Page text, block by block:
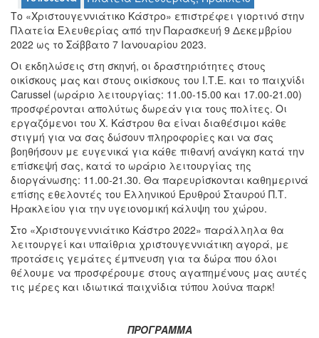
ΤΟΠΟΣ
ΜΑΣ
ΔΗΜΟΣ
ΠΟΛΙΤΙΣΜΟΣ
ΑΝΘΕΚΤΙΚΗ
ΠΟΛΗ
Το «Χριστουγεννιάτικο Κάστρο» επιστρέφει γιορτινό στην
Πλατεία Ελευθερίας από την Παρασκευή 9 Δεκεμβρίου
2022 ως το Σάββατο 7 Ιανουαρίου 2023.
Οι εκδηλώσεις στη σκηνή, οι δραστηριότητες στους
οικίσκους μας και στους οικίσκους του Ι.Τ.Ε. και το παιχνίδι
Carussel (ωράριο λειτουργίας: 11.00-15.00 και 17.00-21.00)
προσφέρονται απολύτως δωρεάν για τους πολίτες. Οι
εργαζόμενοι του Χ. Κάστρου θα είναι διαθέσιμοι κάθε
στιγμή για να σας δώσουν πληροφορίες και να σας
βοηθήσουν με ευγενικά για κάθε πιθανή ανάγκη κατά την
επίσκεψή σας, κατά το ωράριο λειτουργίας της
διοργάνωσης: 11.00-21.30. Θα παρευρίσκονται καθημερινά
επίσης εθελοντές του Ελληνικού Ερυθρού Σταυρού Π.Τ.
Ηρακλείου για την υγειονομική κάλυψη του χώρου.
Στο «Χριστουγεννιάτικο Κάστρο 2022» παράλληλα θα
λειτουργεί και υπαίθρια χριστουγεννιάτικη αγορά, με
προτάσεις γεμάτες έμπνευση για τα δώρα που όλοι
θέλουμε να προσφέρουμε στους αγαπημένους μας αυτές
τις μέρες και ιδιωτικά παιχνίδια τύπου λούνα παρκ!
ΠΡΟΓΡΑΜΜΑ